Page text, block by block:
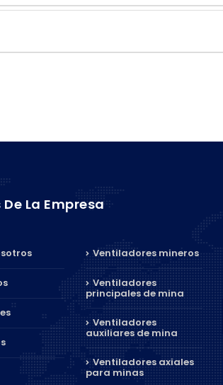
La Empresa
Ventiladores mineros
Ventiladores
principales de mina
Ventiladores
auxiliares de mina
Ventiladores axiales
para minas